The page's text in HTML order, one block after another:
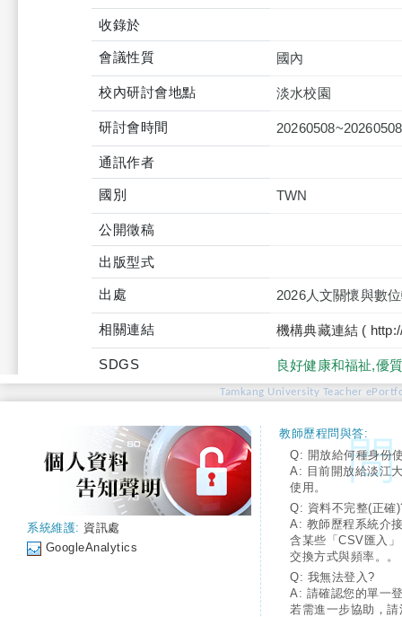
收錄於
會議性質 國內
校內研討會地點 淡水校園
研討會時間 20260508~20260508
通訊作者
國別 TWN
公開徵稿
出版型式
出處 2026人文關懷與數
相關連結 機構典藏連結 (
SDGS 良好健康和福祉,優
Tamkang University Teacher
系統維護: 資訊處
GoogleAnalytics
教師歷程問與答:
Q: 開放給何種身份
A: 目前開放給淡江
使用。
Q: 資料不完整(正確
A: 教師歷程系統介
含某些「CSV匯入
交換方式與頻率。。
Q: 我無法登入?
A: 請確認您的單一
若需進一步協助，